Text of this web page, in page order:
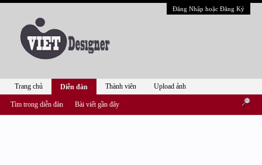
Đăng Nhập hoặc Đăng Ký
Trang chủ Diễn đàn
Tìm trong diễn đàn Bài viết gần đây
Thành viên Upload ảnh